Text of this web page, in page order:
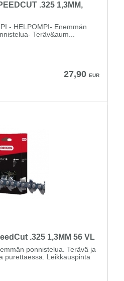
.325 1,3MM,
- HELPOMPI- Enemmän
Teräv&aum...
27,90 EUR
.325 1,3MM 56 VL
ponnistelua. Terävä ja
purettaessa. Leikkauspinta